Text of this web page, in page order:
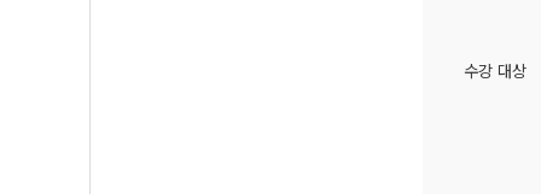
수강 대상